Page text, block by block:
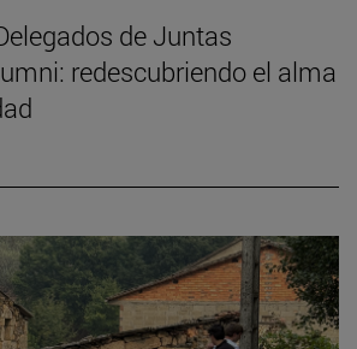
de Juntas
redescubriendo el alma